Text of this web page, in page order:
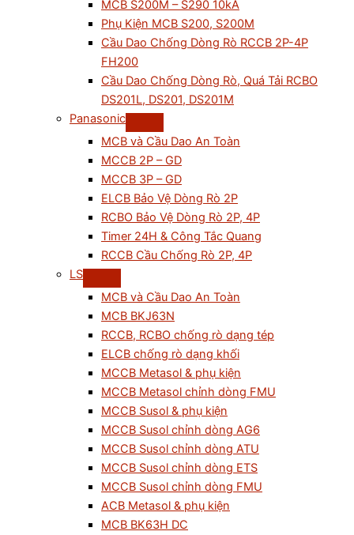
MCB S200M – S290 10kA
Phụ Kiện MCB S200, S200M
Cầu Dao Chống Dòng Rò RCCB 2P-4P
FH200
Cầu Dao Chống Dòng Rò, Quá Tải RCBO
DS201L, DS201, DS201M
Panasonic
MCB và Cầu Dao An Toàn
MCCB 2P – GD
MCCB 3P – GD
ELCB Bảo Vệ Dòng Rò 2P
RCBO Bảo Vệ Dòng Rò 2P, 4P
Timer 24H & Công Tắc Quang
RCCB Cầu Chống Rò 2P, 4P
LS
MCB và Cầu Dao An Toàn
MCB BKJ63N
RCCB, RCBO chống rò dạng tép
ELCB chống rò dạng khối
MCCB Metasol & phụ kiện
MCCB Metasol chỉnh dòng FMU
MCCB Susol & phụ kiện
MCCB Susol chỉnh dòng AG6
MCCB Susol chỉnh dòng ATU
MCCB Susol chỉnh dòng ETS
MCCB Susol chỉnh dòng FMU
ACB Metasol & phụ kiện
MCB BK63H DC